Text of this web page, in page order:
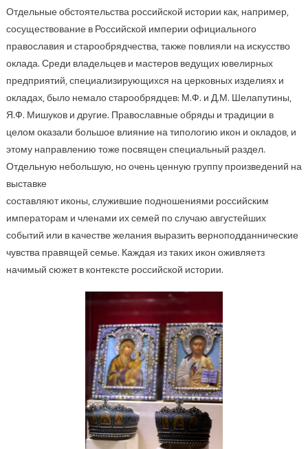
Отдельные обстоятельства российской истории как, например,
сосуществование в Российской империи официального
православия и старообрядчества, также повлияли на искусство
оклада. Среди владельцев и мастеров ведущих ювелирных
предприятий, специализирующихся на церковных изделиях и
окладах, было немало старообрядцев: М.Ф. и Д.М. Шелапутины,
Я.Ф. Мишуков и другие. Православные обряды и традиции в
целом оказали большое влияние на типологию икон и окладов, и
этому направлению тоже посвящен специальный раздел.
Отдельную небольшую, но очень ценную группу произведений на
выставке
составляют иконы, служившие подношениями российским
императорам и членами их семей по случаю августейших
событий или в качестве желания выразить верноподданнические
чувства правящей семье. Каждая из таких икон оживляетз
начимый сюжет в контексте российской истории.